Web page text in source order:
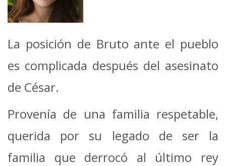
La posición de Bruto ante el pueblo
es complicada después del asesinato
de César.
Provenía de una familia respetable,
querida por su legado de ser la
familia que derrocó al último rey